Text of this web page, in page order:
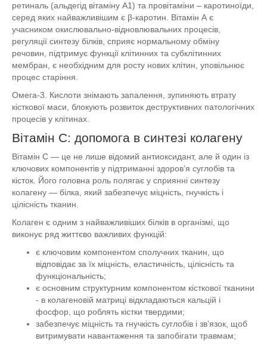
ретиналь (альдегід вітаміну А1) та провітаміни – каротиноїди,
серед яких найважливішим є β-каротин. Вітамін А є
учасником окислювально-відновлювальних процесів,
регуляції синтезу білків, сприяє нормальному обміну
речовин, підтримує функції клітинних та субклітинних
мембран, є необхідним для росту нових клітин, уповільнює
процес старіння.
Омега-3. Кислоти знімають запалення, зупиняють втрату
кісткової маси, блокують розвиток деструктивних патологічних
процесів у клітинах.
Вітамін C: допомога в синтезі колагену
Вітамін C — це не лише відомий антиоксидант, але й один із
ключових компонентів у підтриманні здоров’я суглобів та
кісток. Його головна роль полягає у сприянні синтезу
колагену — білка, який забезпечує міцність, гнучкість і
цілісність тканин.
Колаген є одним з найважливіших білків в організмі, що
виконує ряд життєво важливих функцій:
є ключовим компонентом сполучних тканин, що
відповідає за їх міцність, еластичність, цілісність та
функціональність;
є основним структурним компонентом кісткової тканини
- в колагеновій матриці відкладаються кальцій і
фосфор, що роблять кістки твердими;
забезпечує міцність та гнучкість суглобів і зв’язок, щоб
витримувати навантаження та запобігати травмам;